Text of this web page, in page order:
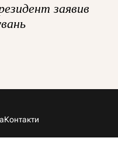
заявив
Контакти